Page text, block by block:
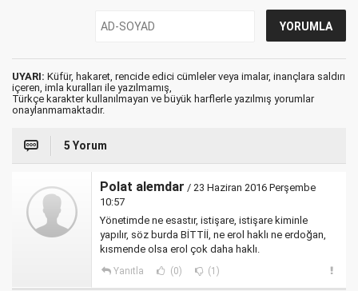
UYARI: Küfür, hakaret, rencide edici cümleler veya imalar, inançlara saldırı
içeren, imla kuralları ile yazılmamış,
Türkçe karakter kullanılmayan ve büyük harflerle yazılmış yorumlar
onaylanmamaktadır.
5 Yorum
Polat alemdar / 23 Haziran 2016 Perşembe
10:57
Yönetimde ne esastır, istişare, istişare kiminle
yapılır, söz burda BİTTİİ, ne erol haklı ne erdoğan,
kısmende olsa erol çok daha haklı.
Yanıtla (0) (1)